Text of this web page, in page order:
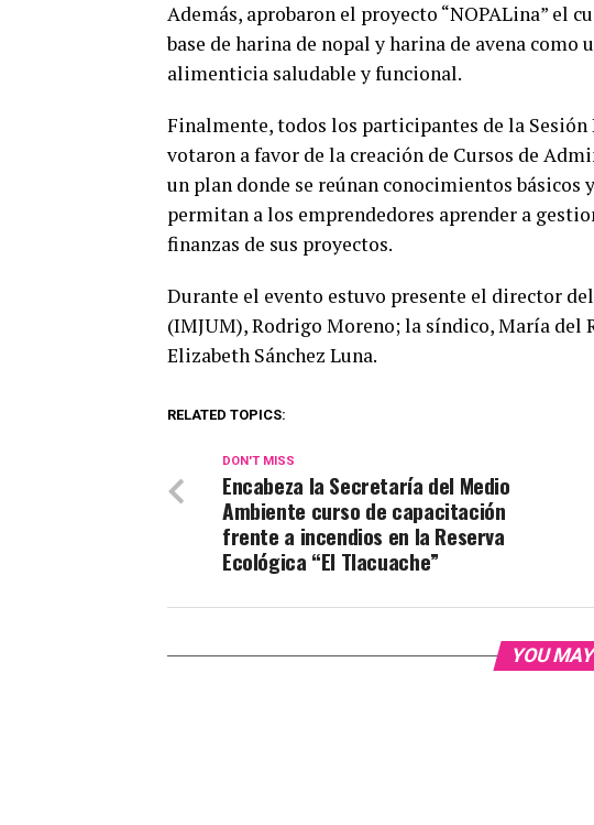
Además, aprobaron el proyecto “NOPALina” el
base de harina de nopal y harina de avena
alimenticia saludable y funcional.
Finalmente, todos los participantes de la Sesión
votaron a favor de la creación de Cursos de
un plan donde se reúnan conocimientos
permitan a los emprendedores aprender a
finanzas de sus proyectos.
Durante el evento estuvo presente el director
(IMJUM), Rodrigo Moreno; la síndico, María del
Elizabeth Sánchez Luna.
RELATED TOPICS:
DON'T MISS
Encabeza la Secretaría del Medio
Ambiente curso de capacitación
frente a incendios en la Reserva
Ecológica “El Tlacuache”
YOU